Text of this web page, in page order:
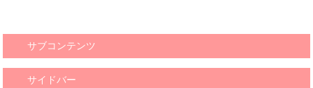
サブコンテンツ
サイドバー